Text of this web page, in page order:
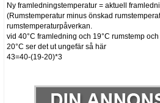
Ny framledningstemperatur = aktuell
(Rumstemperatur minus önskad
rumstemperaturpåverkan.
vid 40°C framledning och 19°C rumstemp
20°C ser det ut ungefär så här
43=40-(19-20)*3